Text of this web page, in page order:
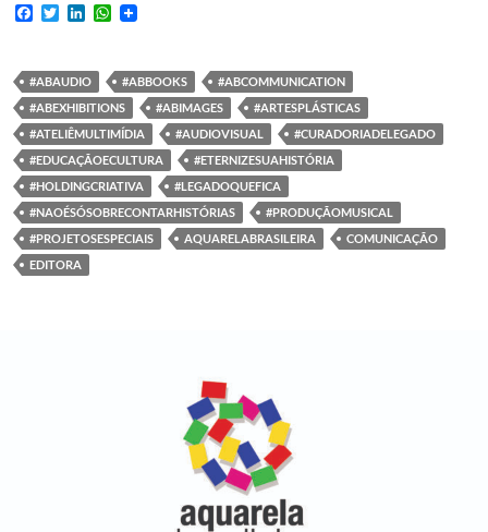
F
b
o
o
k
T
t
e
r
e
d
I
n
W
s
A
p
p
#ABAUDIO #ABBOOKS
#ABCOMMUNICATION
#ABEXHIBITIONS
#ABIMAGES
#ARTESPLÁSTICAS
#ATELIÊMULTIMÍDIA
#AUDIOVISUAL
#CURADORIADELEGADO
#EDUCAÇÃOECULTURA
#ETERNIZESUAHISTÓRIA
#HOLDINGCRIATIVA
#LEGADOQUEFICA
#NAOÉSÓSOBRECONTARHISTÓRIAS
#PRODUÇÃOMUSICAL
#PROJETOSESPECIAIS
AQUARELABRASILEIRA
COMUNICAÇÃO
EDITORA